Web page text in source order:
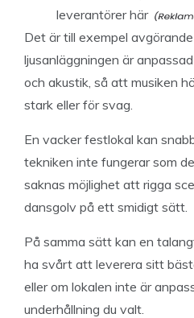
leverantörer här
Det är till exempel
ljusanläggningen är
och akustik, så att musiken
stark eller för svag.
En vacker festlokal kan
tekniken inte fungerar som
saknas möjlighet att rigga
dansgolv på ett smidigt sätt.
På samma sätt kan en
ha svårt att leverera sitt
eller om lokalen inte är
underhållning du valt.